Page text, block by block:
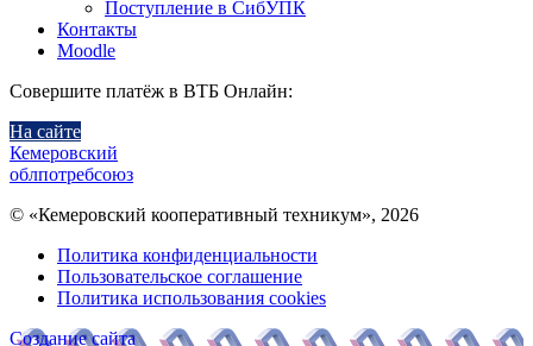
Поступление в СибУПК
Контакты
Moodle
Совершите платёж в ВТБ Онлайн:
На сайте
Кемеровский
облпотребсоюз
© «Кемеровский кооперативный техникум», 2026
Политика конфиденциальности
Пользовательское соглашение
Политика использования cookies
Создание сайта